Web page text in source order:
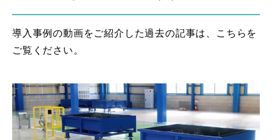
導入事例の動画をご紹介した過去の記事は、こちらを
ご覧ください。